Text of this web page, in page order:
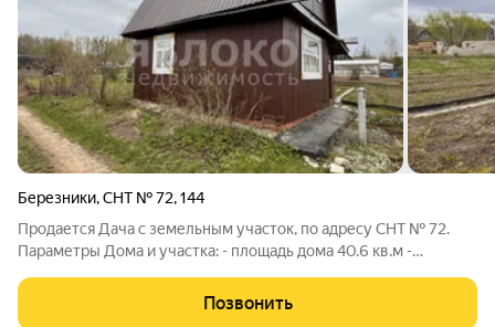
Березники,СНТ № 72,144
Продается Дача с земельным участок, по адресу СНТ № 72.
Параметры Дома и участка: - площадь дома 40.6 кв.м -
сайдингом - крыша новая - в саду поменяны железные трубы
водоснабжения на
Позвонить